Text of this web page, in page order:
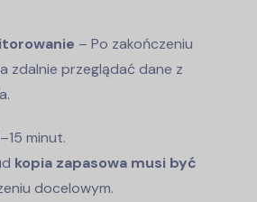
– Po zakończeniu
zdalnie przeglądać dane z
minut.
kopia zapasowa musi być
docelowym.